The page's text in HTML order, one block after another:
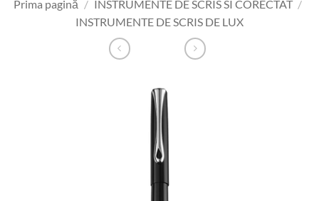
Prima pagină / INSTRUMENTE DE SCRIS SI CORECTAT /
INSTRUMENTE DE SCRIS DE LUX